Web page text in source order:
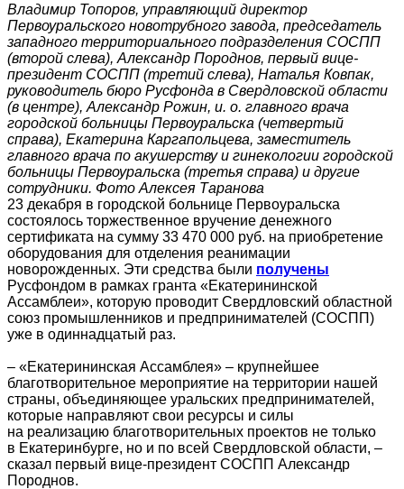
Владимир Топоров, управляющий директор
Первоуральского новотрубного завода, председатель
западного территориального подразделения СОСПП
(второй слева), Александр Породнов, первый вице-
президент СОСПП (третий слева), Наталья Ковпак,
руководитель бюро Русфонда в Свердловской области
(в центре), Александр Рожин, и. о. главного врача
городской больницы Первоуральска (четвертый
справа), Екатерина Каргапольцева, заместитель
главного врача по акушерству и гинекологии городской
больницы Первоуральска (третья справа) и другие
сотрудники. Фото Алексея Таранова
23 декабря в городской больнице Первоуральска
состоялось торжественное вручение денежного
сертификата на сумму 33 470 000 руб. на приобретение
оборудования для отделения реанимации
новорожденных. Эти средства были получены
Русфондом в рамках гранта «Екатерининской
Ассамблеи», которую проводит Свердловский областной
союз промышленников и предпринимателей (СОСПП)
уже в одиннадцатый раз.
– «Екатерининская Ассамблея» – крупнейшее
благотворительное мероприятие на территории нашей
страны, объединяющее уральских предпринимателей,
которые направляют свои ресурсы и силы
на реализацию благотворительных проектов не только
в Екатеринбурге, но и по всей Свердловской области, –
сказал первый вице-президент СОСПП Александр
Породнов.